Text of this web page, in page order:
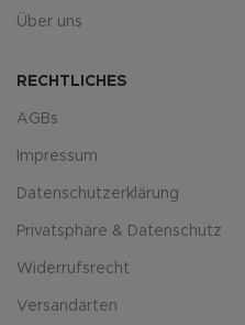
Über uns
RECHTLICHES
AGBs
Impressum
Datenschutzerklärung
Privatsphäre & Datenschutz
Widerrufsrecht
Versandarten